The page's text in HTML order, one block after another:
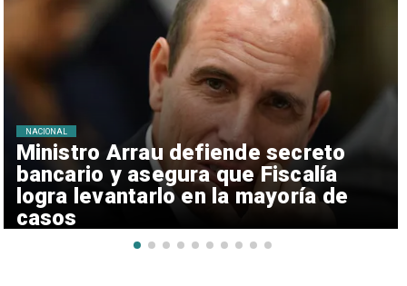
Ministro Arrau defiende secreto
bancario y asegura que Fiscalía
logra levantarlo en la mayoría de
casos
NACIONAL